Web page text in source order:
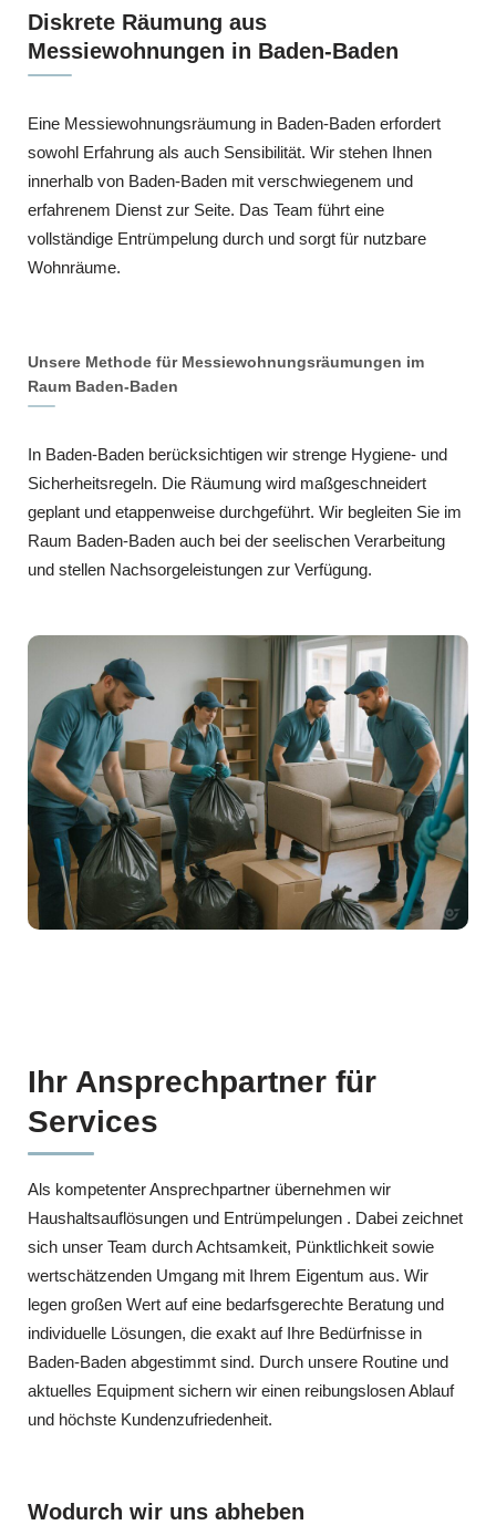
Diskrete Räumung aus
Messiewohnungen in Baden-Baden
Eine Messiewohnungsräumung in Baden-Baden erfordert
sowohl Erfahrung als auch Sensibilität. Wir stehen Ihnen
innerhalb von Baden-Baden mit verschwiegenem und
erfahrenem Dienst zur Seite. Das Team führt eine
vollständige Entrümpelung durch und sorgt für nutzbare
Wohnräume.
Unsere Methode für Messiewohnungsräumungen im
Raum Baden-Baden
In Baden-Baden berücksichtigen wir strenge Hygiene- und
Sicherheitsregeln. Die Räumung wird maßgeschneidert
geplant und etappenweise durchgeführt. Wir begleiten Sie im
Raum Baden-Baden auch bei der seelischen Verarbeitung
und stellen Nachsorgeleistungen zur Verfügung.
Ihr Ansprechpartner für
Services
Als kompetenter Ansprechpartner übernehmen wir
Haushaltsauflösungen und Entrümpelungen . Dabei zeichnet
sich unser Team durch Achtsamkeit, Pünktlichkeit sowie
wertschätzenden Umgang mit Ihrem Eigentum aus. Wir
legen großen Wert auf eine bedarfsgerechte Beratung und
individuelle Lösungen, die exakt auf Ihre Bedürfnisse in
Baden-Baden abgestimmt sind. Durch unsere Routine und
aktuelles Equipment sichern wir einen reibungslosen Ablauf
und höchste Kundenzufriedenheit.
Wodurch wir uns abheben